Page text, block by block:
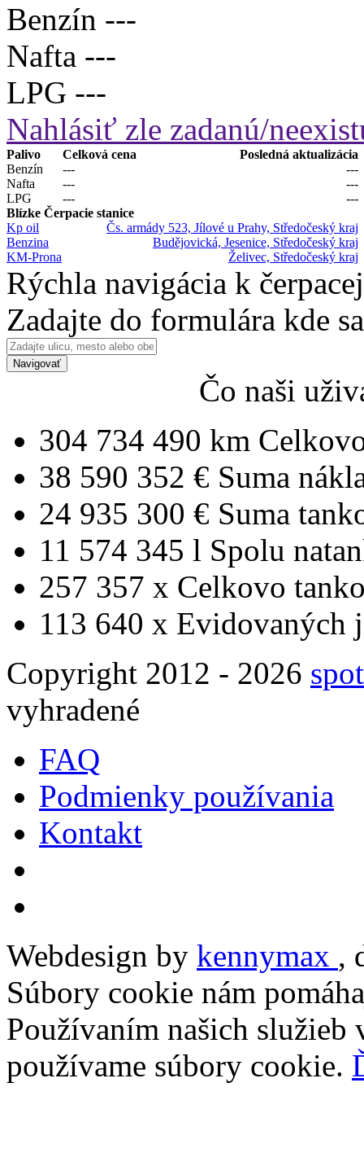
Benzín ---
Nafta ---
LPG ---
Nahlásiť zle zadanú/
Palivo Celková cena
Posledná aktualizácia
Benzín
---
---
Nafta
---
---
LPG
---
---
Blízke Čerpacie stanice
Kp oil
Čs. armády 523, Jílové u Prahy, Středočeský kraj
Benzina
Budějovická, Jesenice, Středočeský kraj
KM-Prona
Želivec, Středočeský kraj
Rýchla navigácia k
Zadajte do formulára kde
Navigovať
Čo naši
304 734 490 km
38 590 352 € Suma
24 935 300 € Suma
11 574 345 l Spolu
257 357 x Celkovo
113 640 x Evidovaných
Copyright 2012 - 2026
vyhradené
FAQ
Podmienky používania
Kontakt
Webdesign by kennymax ,
Súbory cookie nám
Používaním našich služieb
používame súbory cookie.